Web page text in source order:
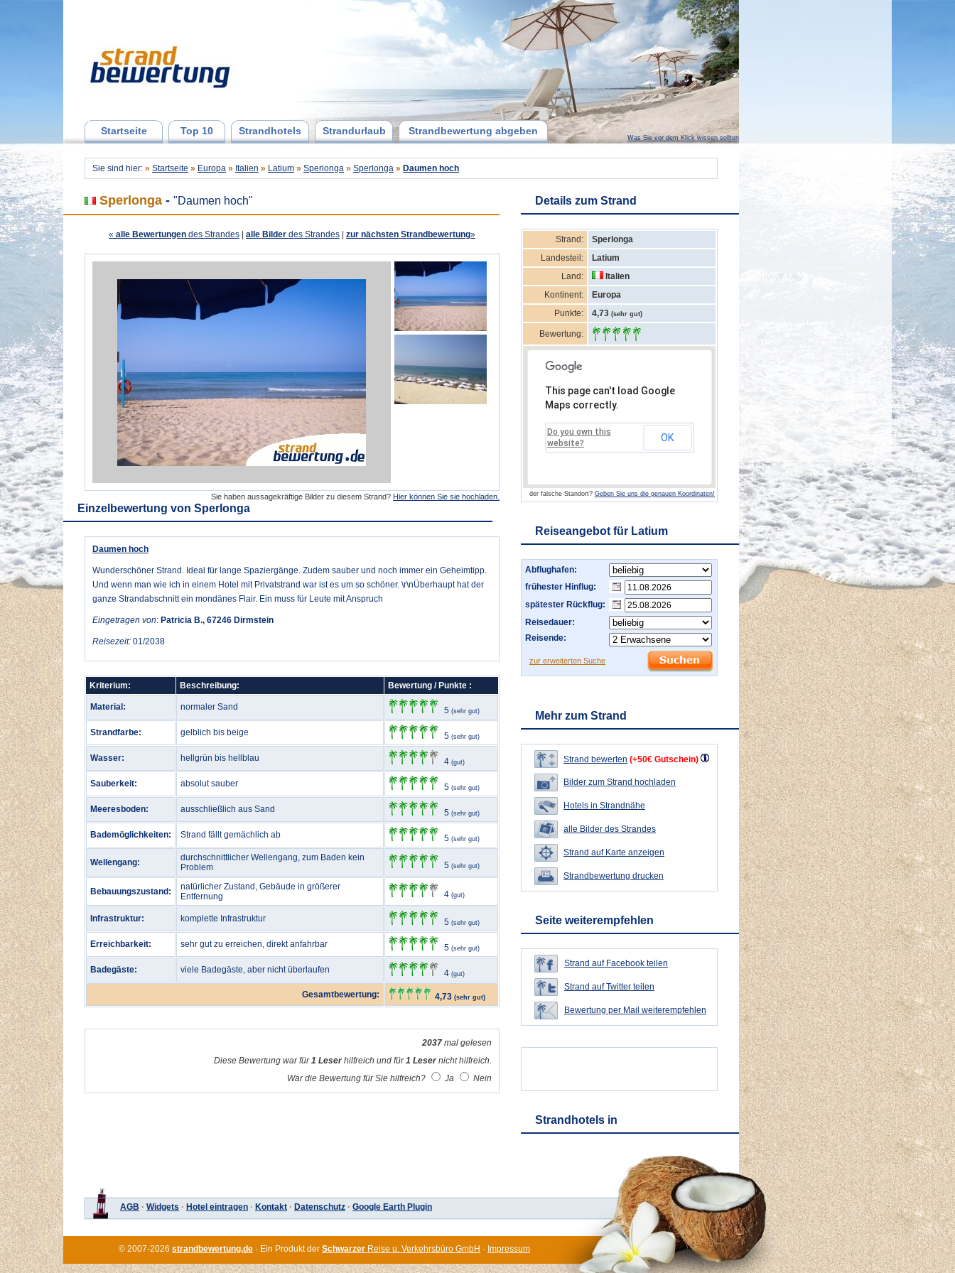
Startseite Top 10 Strandhotels Strandurlaub Strandbewertung abgeben
Was Sie vor dem Klick wissen sollten
Sie sind hier: » Startseite » Europa » Italien » Latium » Sperlonga » Sperlonga » Daumen hoch
Sperlonga - "Daumen hoch"
« alle Bewertungen des Strandes alle Bilder des Strandes zur nächsten Strandbewertung»
Sie haben aussagekräftige Bilder zu diesem Strand? Hier können Sie sie hochladen.
Einzelbewertung von Sperlonga
Daumen hoch
Wunderschöner Strand. Ideal für lange Spaziergänge. Zudem sauber und noch immer ein Geheimtipp.
Und wenn man wie ich in einem Hotel mit Privatstrand war ist es um so schöner. \r\nÜberhaupt hat der
ganze Strandabschnitt ein mondänes Flair. Ein muss für Leute mit Anspruch
Eingetragen von: Patricia B., 67246 Dirmstein
Reisezeit: 01/2038
Kriterium: Beschreibung: Bewertung / Punkte :
Material: normaler Sand 5 (sehr gut)
Strandfarbe: gelblich bis beige 5 (sehr gut)
Wasser: hellgrün bis hellblau 4 (gut)
Sauberkeit: absolut sauber 5 (sehr gut)
Meeresboden: ausschließlich aus Sand 5 (sehr gut)
Bademöglichkeiten: Strand fällt gemächlich ab 5 (sehr gut)
Wellengang:
durchschnittlicher Wellengang, zum Baden kein
Problem
5 (sehr gut)
Bebauungszustand:
natürlicher Zustand, Gebäude in größerer
Entfernung
4 (gut)
Infrastruktur: komplette Infrastruktur 5 (sehr gut)
Erreichbarkeit: sehr gut zu erreichen, direkt anfahrbar 5 (sehr gut)
Badegäste: viele Badegäste, aber nicht überlaufen 4 (gut)
Gesamtbewertung: 4,73 (sehr gut)
2037 mal gelesen
Diese Bewertung war für1 Leserhilfreich und für1 Lesernicht hilfreich.
War die Bewertung für Sie hilfreich?
Ja Nein
Details zum Strand
Strand:
Sperlonga
Landesteil:
Latium
Land:
Italien
Kontinent:
Europa
Punkte:
4,73 (sehr gut)
Bewertung:
This page can't load Google
Maps correctly.
Do you own this
website?
OK
der falsche Standort? Geben Sie uns die genauen Koordinaten!
Reiseangebot für Latium
Abflughafen:
frühester Hinflug:
spätester Rückflug:
Reisedauer:
Reisende:
zur erweiterten Suche
Mehr zum Strand
Strand bewerten (+50€ Gutschein)
Bilder zum Strand hochladen
Hotels in Strandnähe
alle Bilder des Strandes
Strand auf Karte anzeigen
Strandbewertung drucken
Seite weiterempfehlen
Strand auf Facebook teilen
Strand auf Twitter teilen
Bewertung per Mail weiterempfehlen
Strandhotels in
AGB · Widgets · Hotel eintragen · Kontakt · Datenschutz · Google Earth Plugin
© 2007-2026 strandbewertung.de · Ein Produkt der Schwarzer Reise u. Verkehrsbüro GmbH · Impressum